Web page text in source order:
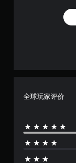
全球玩家评价